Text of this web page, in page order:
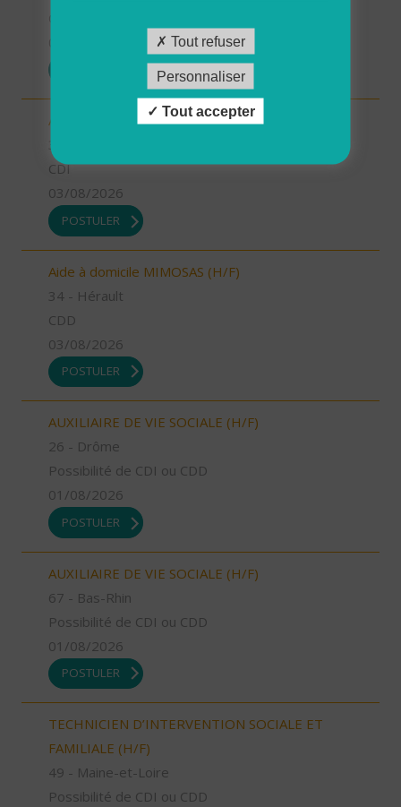
Auxiliaire de vie MEJEAN (H/F)
34 - Hérault
CDI
03/08/2026
POSTULER
Aide à domicile MIMOSAS (H/F)
34 - Hérault
CDD
03/08/2026
POSTULER
AUXILIAIRE DE VIE SOCIALE (H/F)
26 - Drôme
Possibilité de CDI ou CDD
01/08/2026
POSTULER
AUXILIAIRE DE VIE SOCIALE (H/F)
67 - Bas-Rhin
Possibilité de CDI ou CDD
01/08/2026
POSTULER
TECHNICIEN D’INTERVENTION SOCIALE ET
FAMILIALE (H/F)
49 - Maine-et-Loire
Possibilité de CDI ou CDD
Tout refuser
Personnaliser
Tout accepter